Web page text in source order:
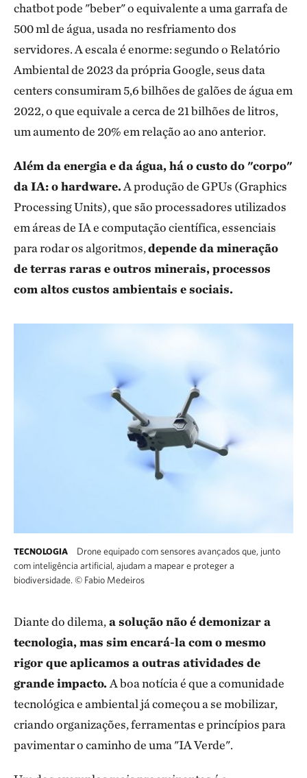
chatbot pode "beber" o equivalente a uma garrafa de
500 ml de água, usada no resfriamento dos
servidores. A escala é enorme: segundo o Relatório
Ambiental de 2023 da própria Google, seus data
centers consumiram 5,6 bilhões de galões de água em
2022, o que equivale a cerca de 21 bilhões de litros,
um aumento de 20% em relação ao ano anterior.
Além da energia e da água, há o custo do "corpo"
da IA: o hardware.A produção de GPUs (Graphics
Processing Units), que são processadores utilizados
em áreas de IA e computação científica, essenciais
para rodar os algoritmos,depende da mineração
de terras raras e outros minerais, processos
com altos custos ambientais e sociais.
TECNOLOGIA
Drone equipado com sensores avançados que, junto
com inteligência artificial, ajudam a mapear e proteger a
biodiversidade. © Fabio Medeiros
Diante do dilema, a solução não é demonizar a
tecnologia, mas sim encará-la com o mesmo
rigor que aplicamos a outras atividades de
grande impacto. A boa notícia é que a comunidade
tecnológica e ambiental já começou a se mobilizar,
criando organizações, ferramentas e princípios para
pavimentar o caminho de uma "IA Verde".